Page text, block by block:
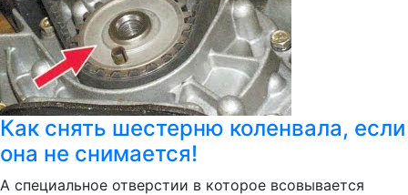
Как снять шестерню коленвала, если
она не снимается!
А специальное отверстии в которое всовывается